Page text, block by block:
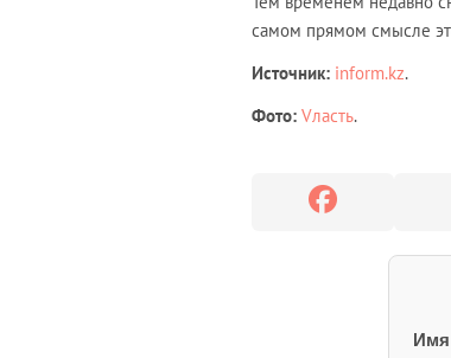
самом прямом смысле
Источник: inform.kz.
Фото: Vласть.
Имя